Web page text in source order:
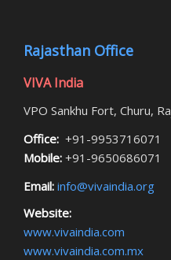
Rajasthan Office
VIVA India
VPO Sankhu Fort, Churu,
Office: +91-9953716071
Mobile: +91-9650686071
Email: info@vivaindia.org
Website:
www.vivaindia.com
www.vivaindia.com.mx